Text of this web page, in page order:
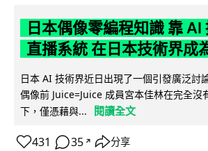
日本偶像零編程知識 靠 AI
直播系統 在日本技術界成
日本 AI 技術界近日出現了一個引發廣泛討
偶像前 Juice=Juice 成員宮本佳林在完全沒
下，僅憑藉與...
閱讀全文
431 35 ↗ 分享